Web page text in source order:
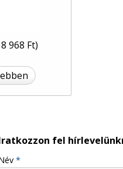
968 Ft)
fel
*